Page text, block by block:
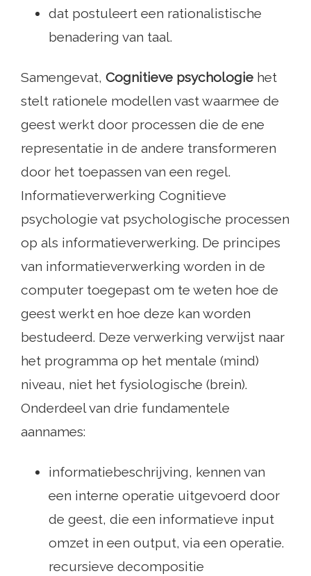
dat postuleert een rationalistische
benadering van taal.
Samengevat, Cognitieve psychologie het
stelt rationele modellen vast waarmee de
geest werkt door processen die de ene
representatie in de andere transformeren
door het toepassen van een regel.
Informatieverwerking Cognitieve
psychologie vat psychologische processen
op als informatieverwerking. De principes
van informatieverwerking worden in de
computer toegepast om te weten hoe de
geest werkt en hoe deze kan worden
bestudeerd. Deze verwerking verwijst naar
het programma op het mentale (mind)
niveau, niet het fysiologische (brein).
Onderdeel van drie fundamentele
aannames:
informatiebeschrijving, kennen van
een interne operatie uitgevoerd door
de geest, die een informatieve input
omzet in een output, via een operatie.
recursieve decompositie